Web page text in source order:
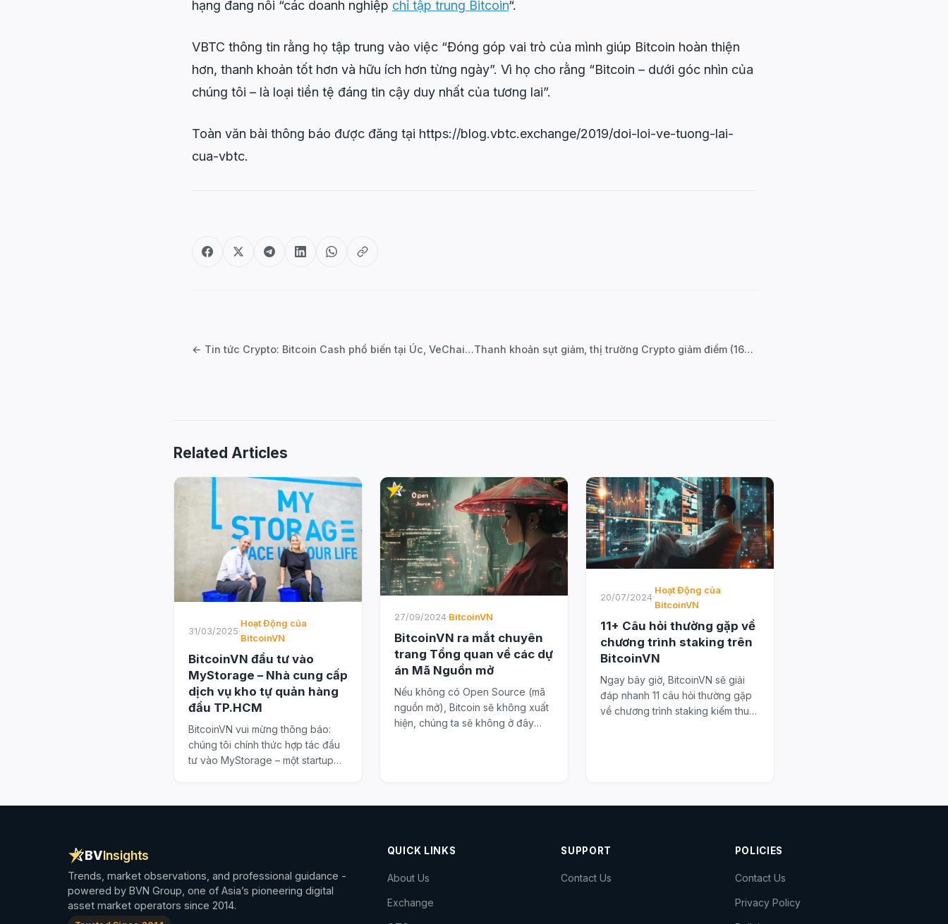
hạng đang nổi “các doanh nghiệp chỉ tập trung Bitcoin“.
VBTC thông tin rằng họ tập trung vào việc “Đóng góp vai trò của mình giúp Bitcoin hoàn thiện
hơn, thanh khoản tốt hơn và hữu ích hơn từng ngày”. Vì họ cho rằng “Bitcoin – dưới góc nhìn của
chúng tôi – là loại tiền tệ đáng tin cậy duy nhất của tương lai”.
Toàn văn bài thông báo được đăng tại https://blog.vbtc.exchange/2019/doi-loi-ve-tuong-lai-
cua-vbtc.
navigation
← Tin tức Crypto: Bitcoin Cash phổ biến tại Úc, VeChain bị hack 6,5 triệu token (14/12) Thanh khoản sụt giảm, thị trường Crypto giảm điểm (16/12) →
Related Articles
31/03/2025·
Hoạt Động của
BitcoinVN
BitcoinVN đầu tư vào
MyStorage – Nhà cung cấp
dịch vụ kho tự quản hàng
đầu TP.HCM
BitcoinVN vui mừng thông báo:
chúng tôi chính thức hợp tác đầu
tư vào MyStorage – một startup
27/09/2024·BitcoinVN
BitcoinVN ra mắt chuyên
trang Tổng quan về các dự
án Mã Nguồn mở
Nếu không có Open Source (mã
nguồn mở), Bitcoin sẽ không xuất
hiện, chúng ta sẽ không ở đây
20/07/2024·
Hoạt Động của
BitcoinVN
11+ Câu hỏi thường gặp về
chương trình staking trên
BitcoinVN
Ngay bây giờ, BitcoinVN sẽ giải
đáp nhanh 11 câu hỏi thường gặp
về chương trình staking kiếm thu
BVInsights
Trends, market observations, and professional guidance -
powered by BVN Group, one of Asia’s pioneering digital
asset market operators since 2014.
QUICK LINKS
About Us
Exchange
SUPPORT
Contact Us
POLICIES
Contact Us
Privacy Policy